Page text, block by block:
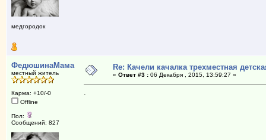
медгородок
ФедюшинаМама
местный житель
Карма: +10/-0
Offline
Пол:
Сообщений: 827
Re: Качели качалка трехместная
« Ответ #3 :06 Декабря , 2015, 13:59:27 »
.